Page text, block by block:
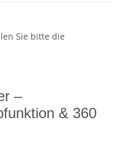
Sie bitte die
–
& 360